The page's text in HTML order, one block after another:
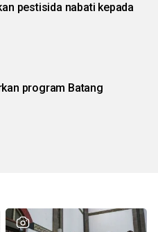
pestisida nabati kepada
program Batang